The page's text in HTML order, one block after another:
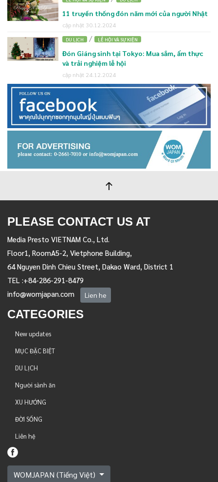
11 truyền thống đón năm mới của người Nhật
cập nhật 30.12.2024
DU LỊCH / LỄ HỘI VÀ SỰ KIỆN
Đón Giáng sinh tại Tokyo: Mua sắm, ẩm thực
và trải nghiệm lễ hội
cập nhật 24.12.2024
PLEASE CONTACT US AT
Media Presto VIETNAM Co., Ltd.
Floor1, RoomA5-2, Vietphone Building,
64 Nguyen Dinh Chieu Street, Dakao Ward, District 1
TEL :+84-286-291-8479
info@womjapan.com
Lien he
CATEGORIES
New updates
MỤC ĐẶC BIỆT
DU LỊCH
Người sành ăn
XU HƯỚNG
ĐỜI SỐNG
Liên hệ
WOMJAPAN (Tiếng Việt)